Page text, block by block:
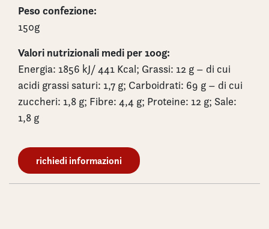
Peso confezione:
150g
Valori nutrizionali medi per 100g:
Energia: 1856 kJ/ 441 Kcal; Grassi: 12 g – di cui
acidi grassi saturi: 1,7 g; Carboidrati: 69 g – di cui
zuccheri: 1,8 g; Fibre: 4,4 g; Proteine: 12 g; Sale:
1,8 g
richiedi informazioni